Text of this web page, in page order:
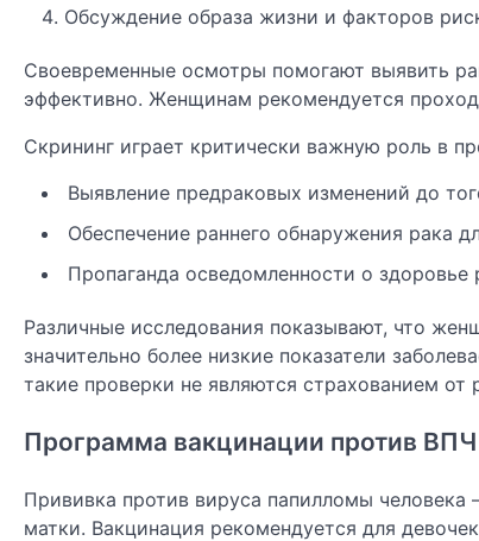
Обсуждение образа жизни и факторов
Своевременные осмотры помогают выявить
эффективно. Женщинам рекомендуется
Скрининг играет критически важную роль в
Выявление предраковых изменений до
Обеспечение раннего обнаружения рака
Пропаганда осведомленности о
Различные исследования показывают, что
значительно более низкие показатели
такие проверки не являются страхованием
Программа вакцинации против ВПЧ
Прививка против вируса папилломы
матки. Вакцинация рекомендуется для